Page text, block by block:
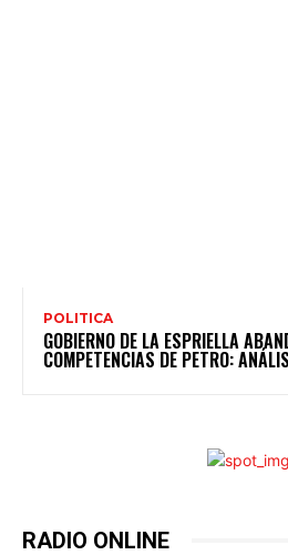
POLITICA
GOBIERNO DE LA ESPRIELLA
COMPETENCIAS DE PETRO:
RADIO ONLINE